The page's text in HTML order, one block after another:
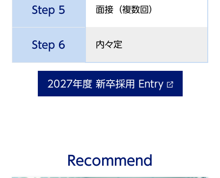
Step 5 面接（複数回）
Step 6 内々定
2027年度 新卒採用 Entry external_link
Recommend